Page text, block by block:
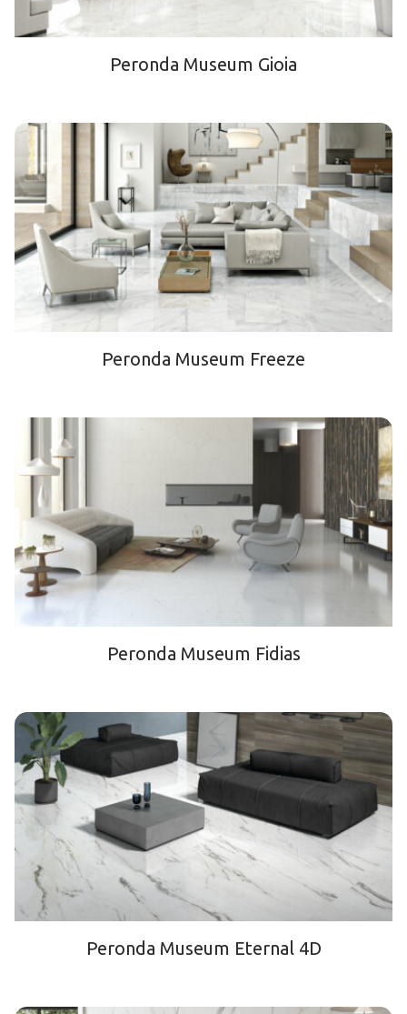
Peronda Museum Gioia
Peronda Museum Freeze
Peronda Museum Fidias
Peronda Museum Eternal 4D